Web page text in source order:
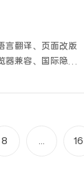
言翻译、页面改版
兼容、国际隐私
制作绝非表层美工
8 16